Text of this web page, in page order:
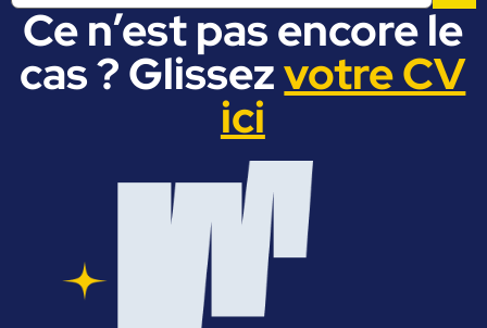
Ce n’est pas encore le
cas ? Glissezvotre CV
ici